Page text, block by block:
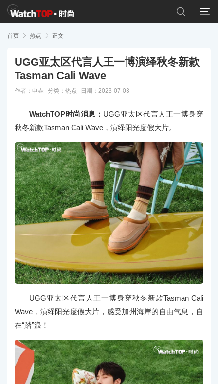


首页  热点  正文
UGG亚太区代言人王一博演绎秋冬新款
Tasman Cali Wave
作者：申垚 分类： 热点 日期：2023-07-03
WatchTOP时尚消息： UGG亚太区代言人王一博身穿
秋冬新款Tasman Cali Wave，演绎阳光度假大片。
UGG亚太区代言人王一博身穿秋冬新款Tasman Cali
Wave，演绎阳光度假大片，感受加州海岸的自由气息，自
在“踏”浪！